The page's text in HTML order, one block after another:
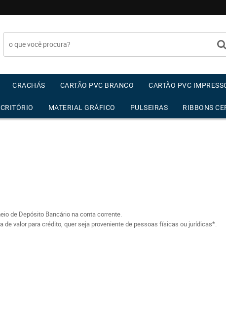
CRACHÁS CARTÃO PVC BRANCO CARTÃO PVC
MATERIAL GRÁFICO PULSEIRAS RIBBONS
de Depósito Bancário na conta corrente.
de valor para crédito, quer seja proveniente de pessoas físicas ou jurídicas*.